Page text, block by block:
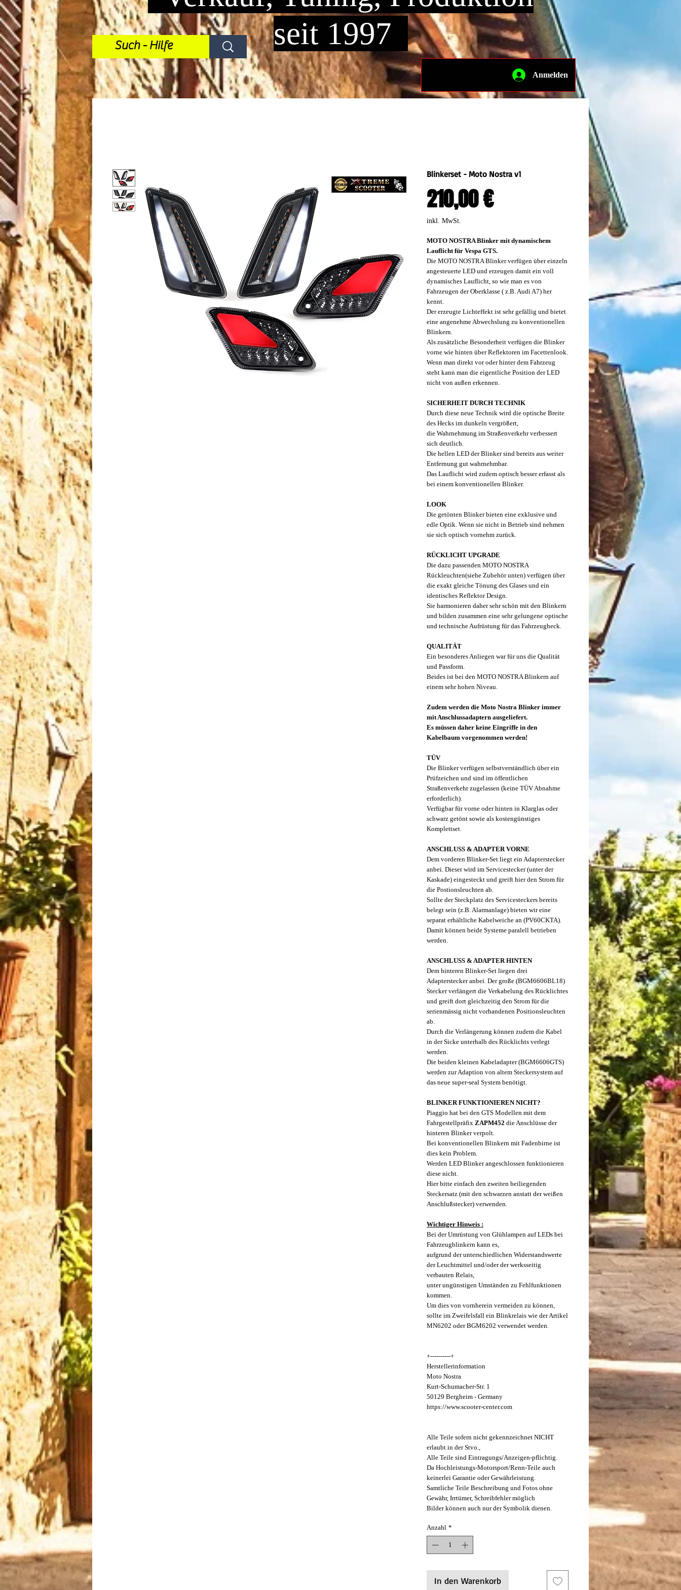
seit 1997
Anmelden
Blinkerset - Moto Nostra v1
210,00 €Preis
inkl. MwSt.
MOTO NOSTRA Blinker mit dynamischem
Lauflicht für Vespa GTS.
Die MOTO NOSTRA Blinker verfügen über einzeln
angesteuerte LED und erzeugen damit ein voll
dynamisches Lauflicht, so wie man es von
Fahrzeugen der Oberklasse ( z.B. Audi A7) her
kennt.
Der erzeugte Lichteffekt ist sehr gefällig und bietet
eine angenehme Abwechslung zu konventionellen
Blinkern.
Als zusätzliche Besonderheit verfügen die Blinker
vorne wie hinten über Reflektoren im Facettenlook.
Wenn man direkt vor oder hinter dem Fahrzeug
steht kann man die eigentliche Position der LED
nicht von außen erkennen.
SICHERHEIT DURCH TECHNIK
Durch diese neue Technik wird die optische Breite
des Hecks im dunkeln vergrößert,
die Wahrnehmung im Straßenverkehr verbessert
sich deutlich.
Die hellen LED der Blinker sind bereits aus weiter
Entfernung gut wahrnehmbar.
Das Lauflicht wird zudem optisch besser erfasst als
bei einem konventionellen Blinker.
LOOK
Die getönten Blinker bieten eine exklusive und
edle Optik. Wenn sie nicht in Betrieb sind nehmen
sie sich optisch vornehm zurück.
RÜCKLICHT UPGRADE
Die dazu passenden MOTO NOSTRA
Rückleuchten(siehe Zubehör unten) verfügen über
die exakt gleiche Tönung des Glases und ein
identisches Reflektor Design.
Sie harmonieren daher sehr schön mit den Blinkern
und bilden zusammen eine sehr gelungene optische
und technische Aufrüstung für das Fahrzeugheck.
QUALITÄT
Ein besonderes Anliegen war für uns die Qualität
und Passform.
Beides ist bei den MOTO NOSTRA Blinkern auf
einem sehr hohen Niveau.
Zudem werden die Moto Nostra Blinker immer
mit Anschlussadaptern ausgeliefert.
Es müssen daher keine Eingriffe in den
Kabelbaum vorgenommen werden!
TÜV
Die Blinker verfügen selbstverständlich über ein
Prüfzeichen und sind im öffentlichen
Straßenverkehr zugelassen (keine TÜV Abnahme
erforderlich).
Verfügbar für vorne oder hinten in Klarglas oder
schwarz getönt sowie als kostengünstiges
Komplettset.
ANSCHLUSS & ADAPTER VORNE
Dem vorderen Blinker-Set liegt ein Adapterstecker
anbei. Dieser wird im Servicestecker (unter der
Kaskade) eingesteckt und greift hier den Strom für
die Postionsleuchten ab.
Sollte der Steckplatz des Servicesteckers bereits
belegt sein (z.B. Alarmanlage) bieten wir eine
separat erhältliche Kabelweiche an (PV60CKTA).
Damit können beide Systeme paralell betrieben
werden.
ANSCHLUSS & ADAPTER HINTEN
Dem hinteren Blinker-Set liegen drei
Adapterstecker anbei. Der große (BGM6606BL18)
Stecker verlängert die Verkabelung des Rücklichtes
und greift dort gleichzeitig den Strom für die
serienmässig nicht vorhandenen Positionsleuchten
ab.
Durch die Verlängerung können zudem die Kabel
in der Sicke unterhalb des Rücklichts verlegt
werden.
Die beiden kleinen Kabeladapter (BGM6606GTS)
werden zur Adaption von altem Steckersystem auf
das neue super-seal System benötigt.
BLINKER FUNKTIONIEREN NICHT?
Piaggio hat bei den GTS Modellen mit dem
Fahrgestellpräfix ZAPM452 die Anschlüsse der
hinteren Blinker verpolt.
Bei konventionellen Blinkern mit Fadenbirne ist
dies kein Problem.
Werden LED Blinker angeschlossen funktionieren
diese nicht.
Hier bitte einfach den zweiten beiliegenden
Steckersatz (mit den schwarzen anstatt der weißen
Anschlußstecker) verwenden.
Wichtiger Hinweis :
Bei der Umrüstung von Glühlampen auf LEDs bei
Fahrzeugblinkern kann es,
aufgrund der unterschiedlichen Widerstandswerte
der Leuchtmittel und/oder der werksseitig
verbauten Relais,
unter ungünstigen Umständen zu Fehlfunktionen
kommen.
Um dies von vornherein vermeiden zu können,
sollte im Zweifelsfall ein Blinkrelais wie der Artikel
MN6202 oder BGM6202 verwendet werden.
+----------+
Herstellerinformation
Moto Nostra
Kurt-Schumacher-Str. 1
50129 Bergheim - Germany
https://www.scooter-center.com
Alle Teile sofern nicht gekennzeichnet NICHT
erlaubt in der Stvo.,
Alle Teile sind Eintragungs/Anzeigen-pflichtig.
Da Hochleistungs-Motorsport/Renn-Teile auch
keinerlei Garantie oder Gewährleistung.
Samtliche Teile Beschreibung und Fotos ohne
Gewähr, Irrtümer, Schreibfehler möglich
Bilder können auch nur der Symbolik dienen.
Anzahl *
In den Warenkorb